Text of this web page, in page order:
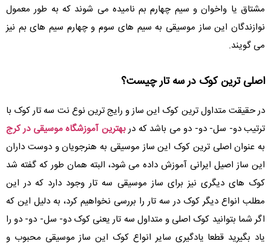
مشتاق یا واخوان و سیم چهارم بم نامیده می شوند که به طور معمول
نوازندگان این ساز موسیقی به سیم های سوم و چهارم سیم های بم نیز
می گویند.
اصلی ترین کوک در سه تار چیست؟
در حقیقت متداول ترین کوک این ساز و رایج ترین نوع نت سه تار کوک با
ترتیب دو- سل- دو- دو می باشد که دربهترین آموزشگاه موسیقی در کرج
به عنوان اصلی ترین کوک این ساز موسیقی به هنرجویان و دوست داران
این ساز اصیل ایرانی آموزش داده می شود، البته همان طور که گفته شد
کوک های دیگری نیز برای ساز موسیقی سه تار وجود دارد که در این
مطلب انواع دیگر کوک در سه تار را بررسی نخواهیم کرد، به دلیل این که
اگر شما بتوانید کوک اصلی و متداول سه تار یعنی کوک دو- سل- دو- دو را
یاد بگیرید قطعا یادگیری سایر انواع کوک این ساز موسیقی محبوب و